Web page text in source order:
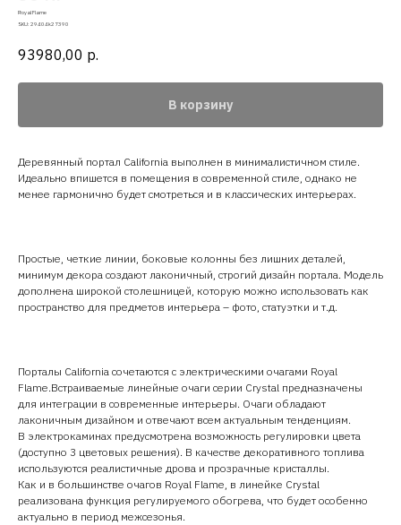
Royal Flame
SKU: 29404k27390
93980,00 р.
В корзину
Деревянный портал California выполнен в минималистичном стиле.
Идеально впишется в помещения в современной стиле, однако не
менее гармонично будет смотреться и в классических интерьерах.
Простые, четкие линии, боковые колонны без лишних деталей,
минимум декора создают лаконичный, строгий дизайн портала. Модель
дополнена широкой столешницей, которую можно использовать как
пространство для предметов интерьера – фото, статуэтки и т.д.
Порталы California сочетаются с электрическими очагами Royal
Flame.Встраиваемые линейные очаги серии Crystal предназначены
для интеграции в современные интерьеры. Очаги обладают
лаконичным дизайном и отвечают всем актуальным тенденциям.
В электрокаминах предусмотрена возможность регулировки цвета
(доступно 3 цветовых решения). В качестве декоративного топлива
используются реалистичные дрова и прозрачные кристаллы.
Как и в большинстве очагов Royal Flame, в линейке Crystal
реализована функция регулируемого обогрева, что будет особенно
актуально в период межсезонья.